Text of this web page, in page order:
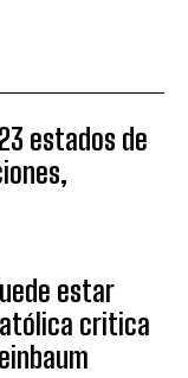
estados de
estar
critica